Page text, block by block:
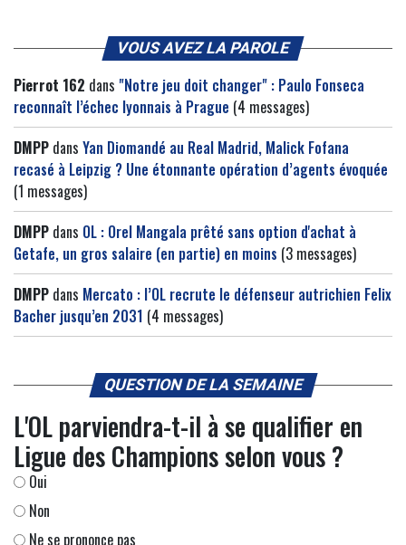
VOUS AVEZ LA PAROLE
Pierrot 162 dans "Notre jeu doit changer" : Paulo Fonseca
reconnaît l’échec lyonnais à Prague (4 messages)
DMPP dans Yan Diomandé au Real Madrid, Malick Fofana
recasé à Leipzig ? Une étonnante opération d’agents évoquée
(1 messages)
DMPP dans OL : Orel Mangala prêté sans option d'achat à
Getafe, un gros salaire (en partie) en moins (3 messages)
DMPP dans Mercato : l’OL recrute le défenseur autrichien Felix
Bacher jusqu’en 2031 (4 messages)
QUESTION DE LA SEMAINE
L'OL parviendra-t-il à se qualifier en
Ligue des Champions selon vous ?
Oui
Non
Ne se prononce pas